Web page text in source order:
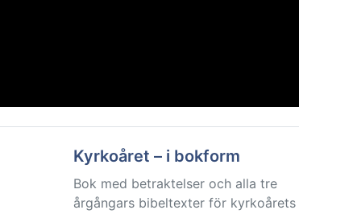
Kyrkoåret – i bokform
Bok med betraktelser och alla tre
årgångars bibeltexter för kyrkoårets